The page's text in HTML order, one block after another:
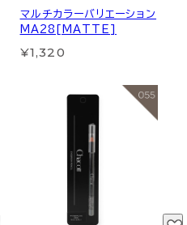
マルチカラーバリエーション
MA28[MATTE]
¥1,320